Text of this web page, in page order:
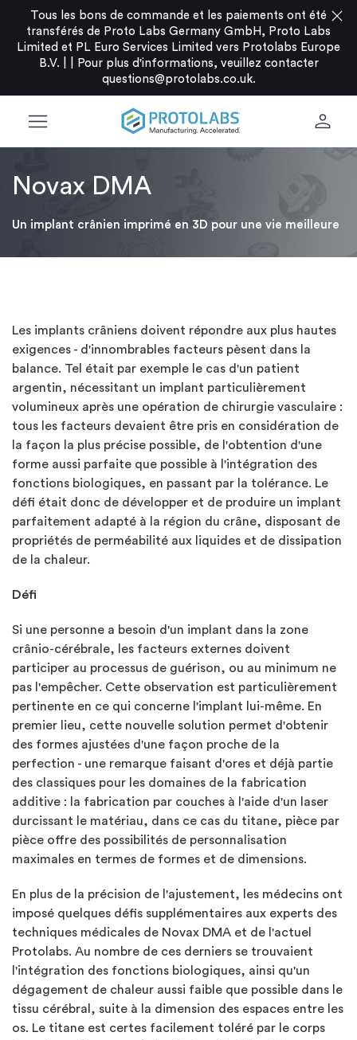
Tous les bons de commande et les paiements ont été
transférés de Proto Labs Germany GmbH, Proto Labs
Limited et PL Euro Services Limited vers Protolabs Europe
B.V. |
Pour plus d'informations, veuillez contacter
questions@protolabs.co.uk.
close
menu person
Novax DMA
Un implant crânien imprimé en 3D pour une vie meilleure
Les implants crâniens doivent répondre aux plus hautes
exigences - d'innombrables facteurs pèsent dans la
balance. Tel était par exemple le cas d'un patient
argentin, nécessitant un implant particulièrement
volumineux après une opération de chirurgie vasculaire :
tous les facteurs devaient être pris en considération de
la façon la plus précise possible, de l'obtention d'une
forme aussi parfaite que possible à l'intégration des
fonctions biologiques, en passant par la tolérance. Le
défi était donc de développer et de produire un implant
parfaitement adapté à la région du crâne, disposant de
propriétés de perméabilité aux liquides et de dissipation
de la chaleur.
Défi
Si une personne a besoin d'un implant dans la zone
crânio-cérébrale, les facteurs externes doivent
participer au processus de guérison, ou au minimum ne
pas l'empêcher. Cette observation est particulièrement
pertinente en ce qui concerne l'implant lui-même. En
premier lieu, cette nouvelle solution permet d'obtenir
des formes ajustées d'une façon proche de la
perfection - une remarque faisant d'ores et déjà partie
des classiques pour les domaines de la fabrication
additive : la fabrication par couches à l'aide d'un laser
durcissant le matériau, dans ce cas du titane, pièce par
pièce offre des possibilités de personnalisation
maximales en termes de formes et de dimensions.
En plus de la précision de l'ajustement, les médecins ont
imposé quelques défis supplémentaires aux experts des
techniques médicales de Novax DMA et de l'actuel
Protolabs. Au nombre de ces derniers se trouvaient
l'intégration des fonctions biologiques, ainsi qu'un
dégagement de chaleur aussi faible que possible dans le
tissu cérébral, suite à la dimension des espaces entre les
os. Le titane est certes facilement toléré par le corps